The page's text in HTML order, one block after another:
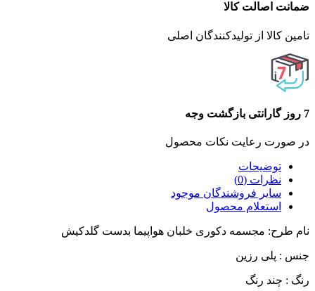
ضمانت اصالت کالا
تامین کالا از تولیدکنندگان اصلی
7 روز گارانتی بازگشت وجه
در صورت رعایت نکات محصول
توضیحات
نظرات (0)
سایر فروشندگان موجود
استعلام محصول
نام طرح: مجسمه دکوری خلبان هواپیما بدست گلدکیش
جنس : پلی رزین
رنگ : چند رنگ